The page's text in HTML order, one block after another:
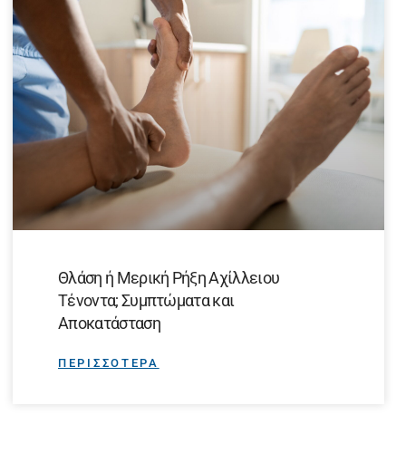
Θλάση ή Μερική Ρήξη Αχίλλειου
Τένοντα; Συμπτώματα και
Αποκατάσταση
ΠΕΡΙΣΣΟΤΕΡΑ